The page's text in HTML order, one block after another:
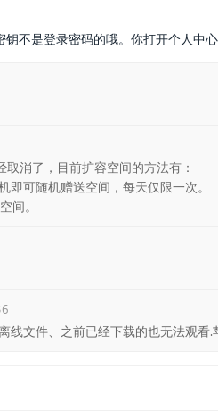
钥不是登录密码的哦。你打开个人中
取消了，目前扩容空间的方法有：
可随机赠送空间，每天仅限一次。
间。
线文件、之前已经下载的也无法观看